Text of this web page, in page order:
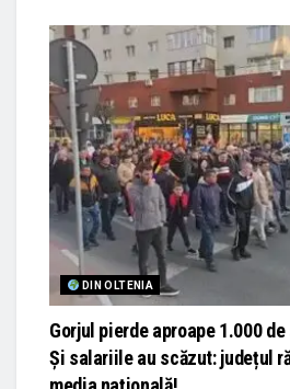
DIN OLTENIA
Gorjul pierde aproape 1.000
Și salariile au scăzut: județul